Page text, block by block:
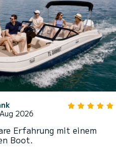
2026
Erfahrung mit einem
Boot.